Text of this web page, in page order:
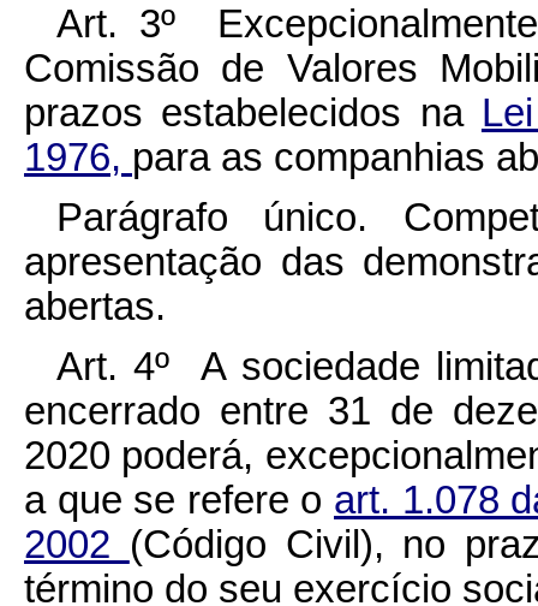
Art. 3º
Comissão de Valores
prazos estabelecidos na
1976, para as companhias
Parágrafo único.
apresentação das
abertas.
Art. 4º A sociedade
encerrado entre 31 de
2020 poderá,
a que se refere o art. 1.078
2002 (Código Civil), no
término do seu exercício